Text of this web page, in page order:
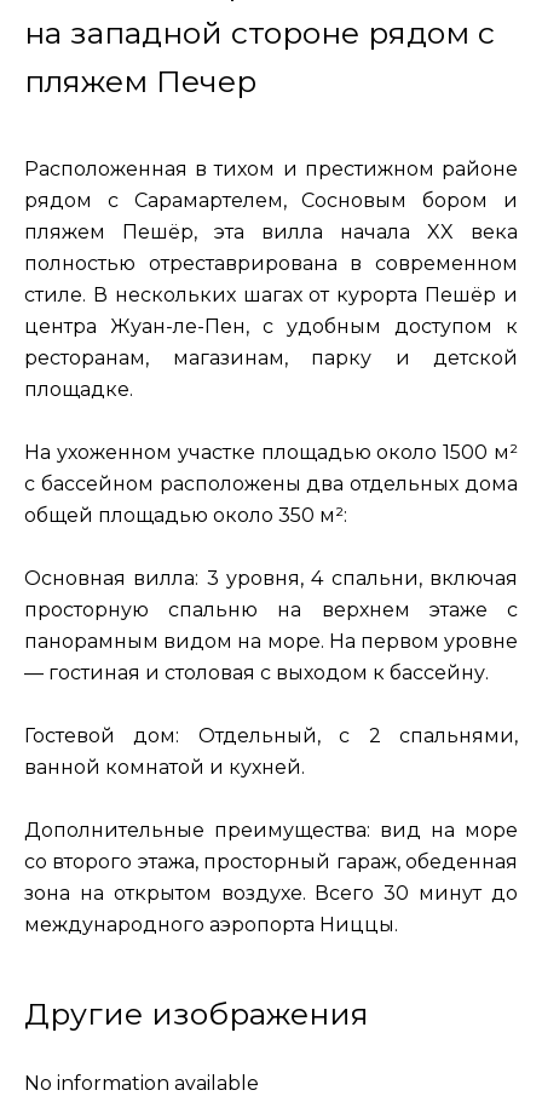
на западной стороне рядом с
пляжем Печер
Расположенная в тихом и престижном районе
рядом с Сарамартелем, Сосновым бором и
пляжем Пешёр, эта вилла начала XX века
полностью отреставрирована в современном
стиле. В нескольких шагах от курорта Пешёр и
центра Жуан-ле-Пен, с удобным доступом к
ресторанам, магазинам, парку и детской
площадке.
На ухоженном участке площадью около 1500 м²
с бассейном расположены два отдельных дома
общей площадью около 350 м²:
Основная вилла: 3 уровня, 4 спальни, включая
просторную спальню на верхнем этаже с
панорамным видом на море. На первом уровне
— гостиная и столовая с выходом к бассейну.
Гостевой дом: Отдельный, с 2 спальнями,
ванной комнатой и кухней.
Дополнительные преимущества: вид на море
со второго этажа, просторный гараж, обеденная
зона на открытом воздухе. Всего 30 минут до
международного аэропорта Ниццы.
Другие изображения
No information available